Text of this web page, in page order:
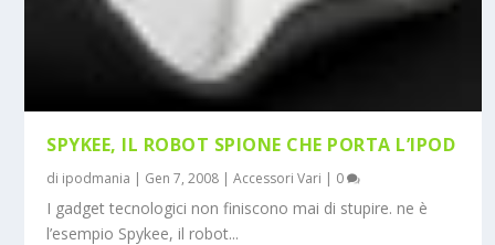
SPYKEE, IL ROBOT SPIONE CHE PORTA L’IPOD
di ipodmania | Gen 7, 2008 |Accessori Vari | 0
I gadget tecnologici non finiscono mai di stupire. ne è
l’esempio Spykee, il robot...